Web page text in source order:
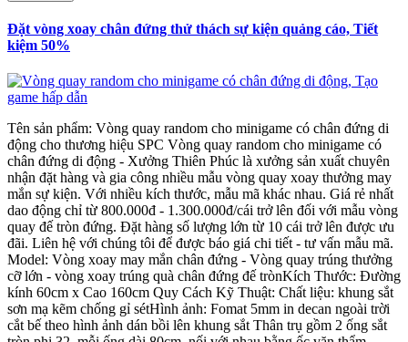
Đặt vòng xoay chân đứng thử thách sự kiện quảng cáo, Tiết
kiệm 50%
Tên sản phẩm: Vòng quay random cho minigame có chân đứng di
động cho thương hiệu SPC Vòng quay random cho minigame có
chân đứng di động - Xưởng Thiên Phúc là xưởng sản xuất chuyên
nhận đặt hàng và gia công nhiều mẫu vòng quay xoay thưởng may
mắn sự kiện. Với nhiều kích thước, mẫu mã khác nhau. Giá rẻ nhất
dao động chỉ từ 800.000đ - 1.300.000đ/cái trở lên đối với mẫu vòng
quay đế tròn đứng. Đặt hàng số lượng lớn từ 10 cái trở lên được ưu
đãi. Liên hệ với chúng tôi để được báo giá chi tiết - tư vấn mẫu mã.
Model: Vòng xoay may mắn chân đứng - Vòng quay trúng thưởng
cỡ lớn - vòng xoay trúng quà chân đứng đế trònKích Thước: Đường
kính 60cm x Cao 160cm Quy Cách Kỹ Thuật: Chất liệu: khung sắt
sơn mạ kẽm chống gỉ sétHình ảnh: Fomat 5mm in decan ngoài trời
cắt bế theo hình ảnh dán bồi lên khung sắt Thân trụ gồm 2 ống sắt